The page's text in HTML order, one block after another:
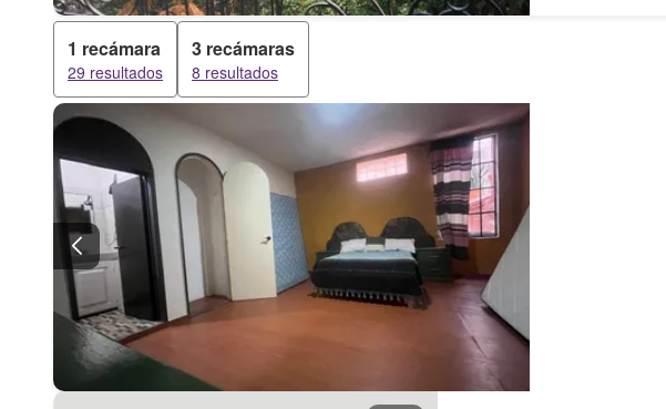
1 recámara
29 resultados
3 recámaras
8 resultados